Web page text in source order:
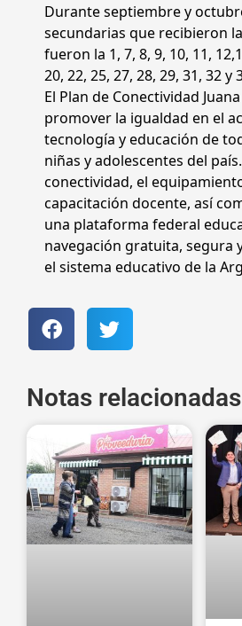
Durante septiembre y
secundarias que recibieron
fueron la 1, 7, 8, 9, 10, 11,
20, 22, 25, 27, 28, 29, 31, 32 y
El Plan de Conectividad
promover la igualdad en el
tecnología y educación de
niñas y adolescentes del
conectividad, el
capacitación docente, así
una plataforma federal
navegación gratuita, segura
el sistema educativo de la
Notas relacionadas